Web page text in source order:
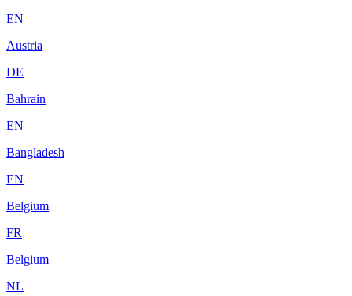
EN
Austria
DE
Bahrain
EN
Bangladesh
EN
Belgium
FR
Belgium
NL